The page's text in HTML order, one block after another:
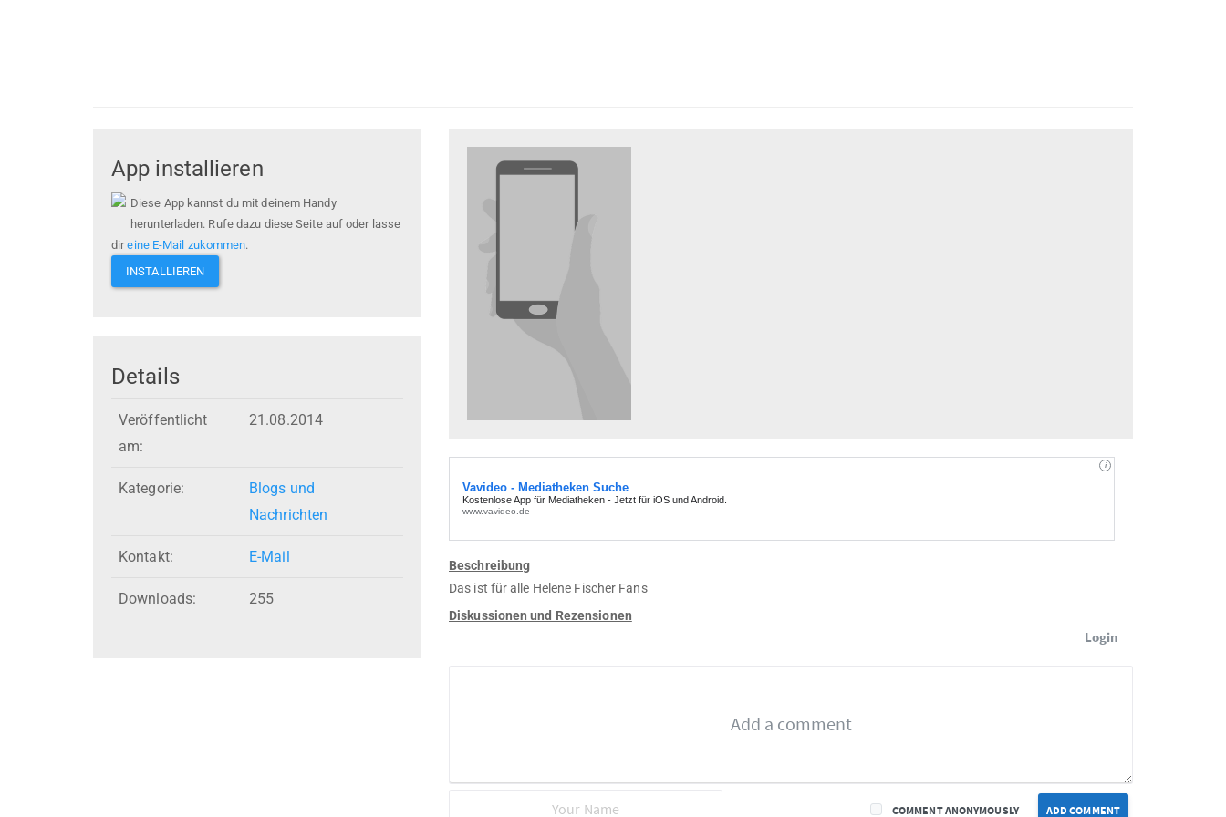
App installieren
Diese App kannst du mit deinem Handy
herunterladen. Rufe dazu diese Seite auf oder lasse
direine E-Mail zukommen.
INSTALLIEREN
Details
Veröffentlicht
am:
21.08.2014
Kategorie:
Blogs und
Nachrichten
Kontakt: E-Mail
Downloads: 255
Beschreibung
Das ist für alle Helene Fischer Fans
Diskussionen und Rezensionen
Login
ADD COMMENT
COMMENT ANONYMOUSLY